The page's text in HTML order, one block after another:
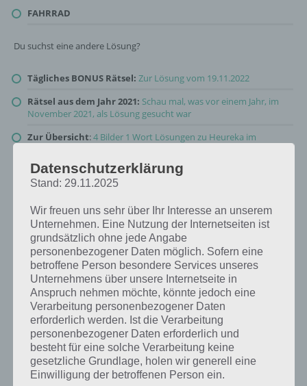
FAHRRAD
Du suchst eine andere Lösung?
Tägliches BONUS Rätsel: Zur Lösung vom 19.11.2022
Rätsel aus dem Jahr 2021: Schau mal, was vor einem Jahr, im
November 2021, als Lösung gesucht war
Zur Übersicht:4 Bilder 1 Wort Lösungen zu Heureka im
Datenschutzerklärung
Stand: 29.11.2025
Wir freuen uns sehr über Ihr Interesse an unserem
Unternehmen. Eine Nutzung der Internetseiten ist
grundsätzlich ohne jede Angabe
personenbezogener Daten möglich. Sofern eine
betroffene Person besondere Services unseres
Unternehmens über unsere Internetseite in
Anspruch nehmen möchte, könnte jedoch eine
Verarbeitung personenbezogener Daten
erforderlich werden. Ist die Verarbeitung
personenbezogener Daten erforderlich und
besteht für eine solche Verarbeitung keine
gesetzliche Grundlage, holen wir generell eine
Einwilligung der betroffenen Person ein.